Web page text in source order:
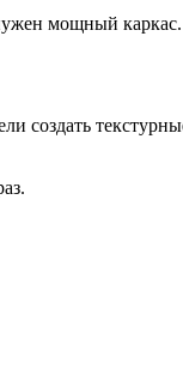
мощный каркас.
создать